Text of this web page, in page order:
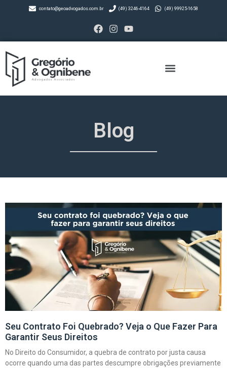
contato@geoadvogados.com.br (49) 3246-4164 (49) 99925-1658
Blog
Seu Contrato Foi Quebrado? Veja o Que Fazer Para
Garantir Seus Direitos
No Direito do Consumidor, a quebra de contrato por justa causa
ocorre quando uma das partes descumpre obrigações previamente